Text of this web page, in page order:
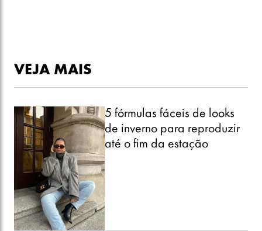
VEJA MAIS
5 fórmulas fáceis de looks
de inverno para reproduzir
até o fim da estação